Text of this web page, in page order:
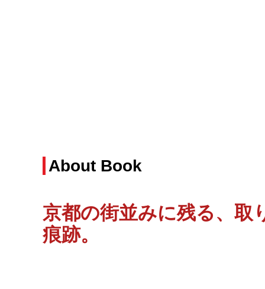
About Book
京都の街並みに残る、取
痕跡。